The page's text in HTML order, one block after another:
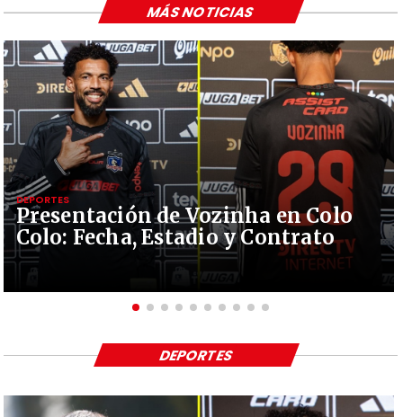
Presentación de Vozinha en Colo
Colo: Fecha, Estadio y Contrato
DEPORTES
MÁS NOTICIAS
DEPORTES